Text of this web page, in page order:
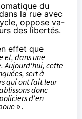
du
la rue avec
oppose va-
des libertés.
effet que
et, dans une
Aujourd'hui, cette
sert à
qui ont fait leur
donc
d'en
».